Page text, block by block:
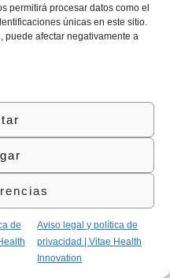
permitirá procesar datos como el
únicas en este sitio.
puede afectar negativamente a
de
Aviso legal y política de
privacidad | Vitae Health
Innovation
tanto enproductos
nutricionales
las mucosas, como las
piel y mucosas
orientado al
, junto con hábitos
alimentación
comobálsamos
pueden ayudar a mejorar la